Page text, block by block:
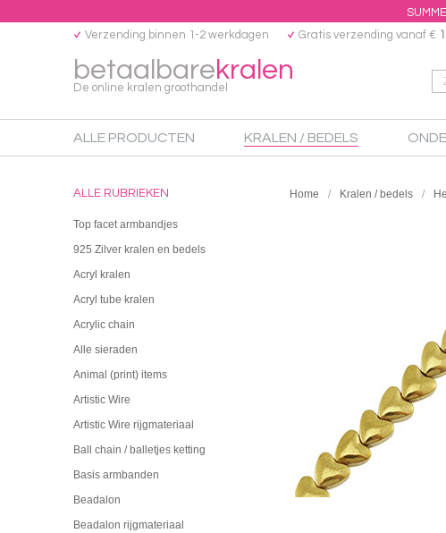
betaalbarekralen
De online kralen groothandel
Verzending binnen 1-2 werkdagen Gratis verzending vanaf €
ALLE PRODUCTEN KRALEN / BEDELS
ALLE RUBRIEKEN
Top facet armbandjes
925 Zilver kralen en bedels
Acryl kralen
Acryl tube kralen
Acrylic chain
Alle sieraden
Animal (print) items
Artistic Wire
Artistic Wire rijgmateriaal
Ball chain / balletjes ketting
Basis armbanden
Beadalon
Beadalon rijgmateriaal
Home Kralen / bedels